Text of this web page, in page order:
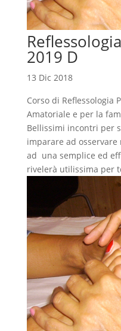
2019 D
13 Dic 2018
Corso di Reflessologia
Amatoriale e per la
Bellissimi incontri per
imparare ad
ad una semplice ed
rivelerà utilissima per